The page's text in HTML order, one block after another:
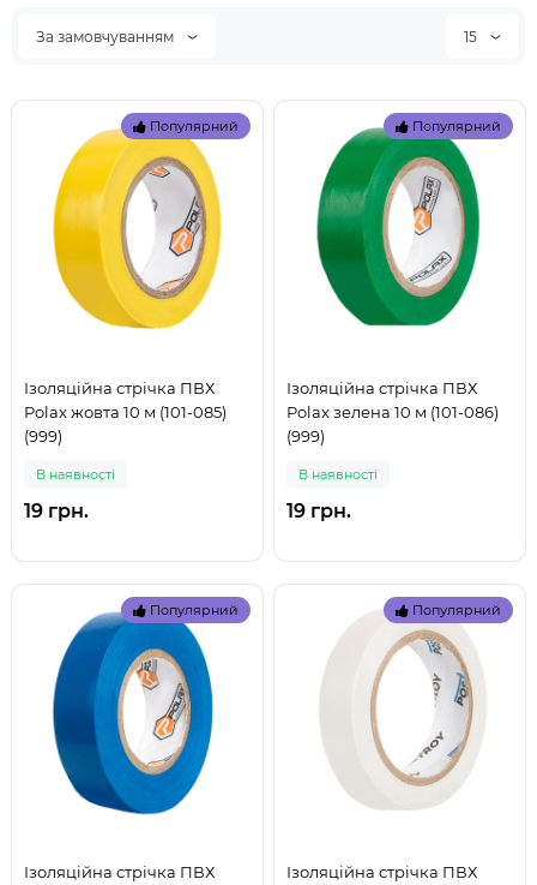
За замовчуванням 15
Популярний
Ізоляційна стрічка ПВХ
Polax жовта 10 м (101-085)
(999)
В наявностi
19 грн.
Популярний
Ізоляційна стрічка ПВХ
Polax зелена 10 м (101-086)
(999)
В наявностi
19 грн.
Популярний
Ізоляційна стрічка ПВХ
Популярний
Ізоляційна стрічка ПВХ